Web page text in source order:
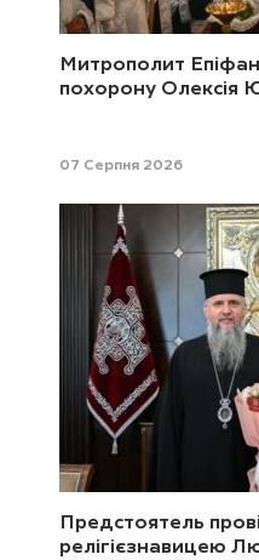
Митрополит
похорону Олексія
07 Серпня 2026
Предстоятель
релігієзнавицею